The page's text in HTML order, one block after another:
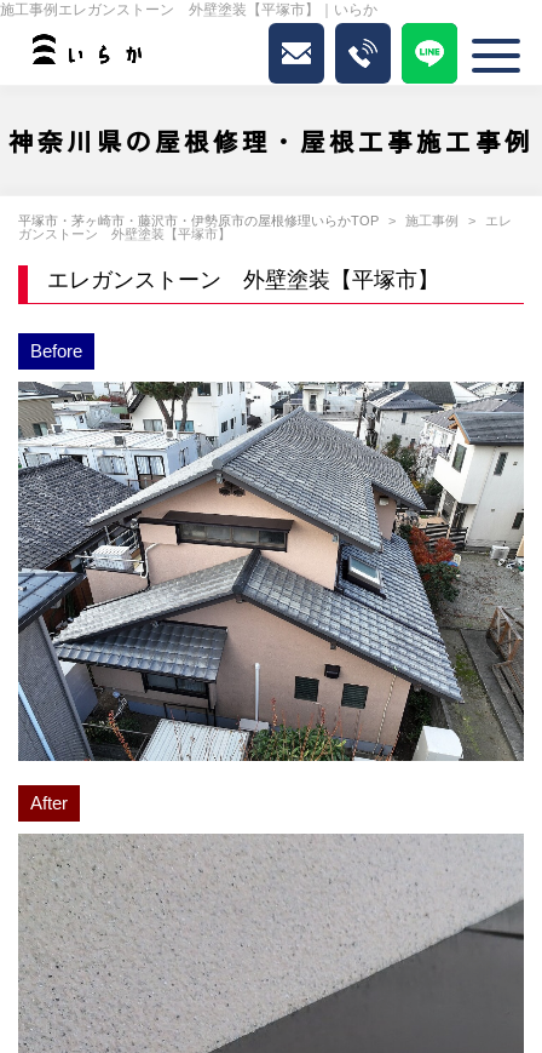
施工事例エレガンストーン 外壁塗装【平塚市】｜いらか
神奈川県の屋根修理・屋根工事施工事例
平塚市・茅ヶ崎市・藤沢市・伊勢原市の屋根修理いらかTOP 施工事例
エレ
ガンストーン 外壁塗装【平塚市】
エレガンストーン 外壁塗装【平塚市】
Before
After